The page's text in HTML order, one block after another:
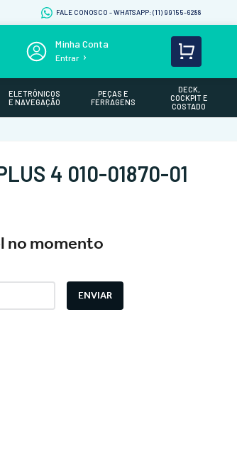
FALE CONOSCO - WHATSAPP: (11) 99155-6288
Entrar
ELETRÔNICOS
E NAVEGAÇÃO
PEÇAS E
FERRAGENS
DECK,
COCKPIT E
COSTADO
4 010-01870-01
no momento
ENVIAR